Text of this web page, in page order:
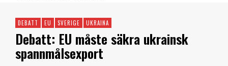
DEBATT EU SVERIGE UKRAINA
Debatt: EU måste säkra ukrainsk
spannmålsexport